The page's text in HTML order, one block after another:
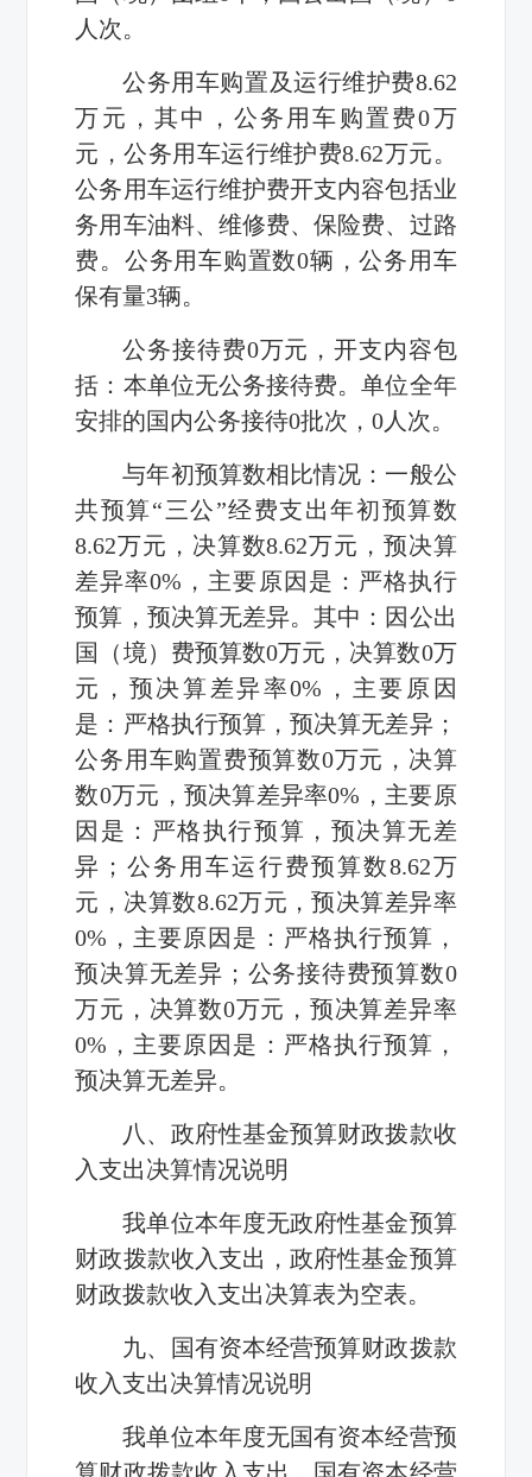
人次。
公务用车购置及运行维护费8.62
万元，其中，公务用车购置费0万
元，公务用车运行维护费8.62万元。
公务用车运行维护费开支内容包括业
务用车油料、维修费、保险费、过路
费。公务用车购置数0辆，公务用车
保有量3辆。
公务接待费0万元，开支内容包
括：本单位无公务接待费。单位全年
安排的国内公务接待0批次，0人次。
与年初预算数相比情况：一般公
共预算“三公”经费支出年初预算数
8.62万元，决算数8.62万元，预决算
差异率0%，主要原因是：严格执行
预算，预决算无差异。其中：因公出
国（境）费预算数0万元，决算数0万
元，预决算差异率0%，主要原因
是：严格执行预算，预决算无差异；
公务用车购置费预算数0万元，决算
数0万元，预决算差异率0%，主要原
因是：严格执行预算，预决算无差
异；公务用车运行费预算数8.62万
元，决算数8.62万元，预决算差异率
0%，主要原因是：严格执行预算，
预决算无差异；公务接待费预算数0
万元，决算数0万元，预决算差异率
0%，主要原因是：严格执行预算，
预决算无差异。
八、政府性基金预算财政拨款收
入支出决算情况说明
我单位本年度无政府性基金预算
财政拨款收入支出，政府性基金预算
财政拨款收入支出决算表为空表。
九、国有资本经营预算财政拨款
收入支出决算情况说明
我单位本年度无国有资本经营预